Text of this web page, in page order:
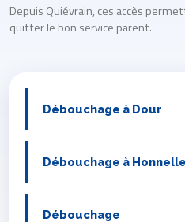
Depuis Quiévrain, ces accès
quitter le bon service parent.
Débouchage à Dour
Débouchage à
Débouchage